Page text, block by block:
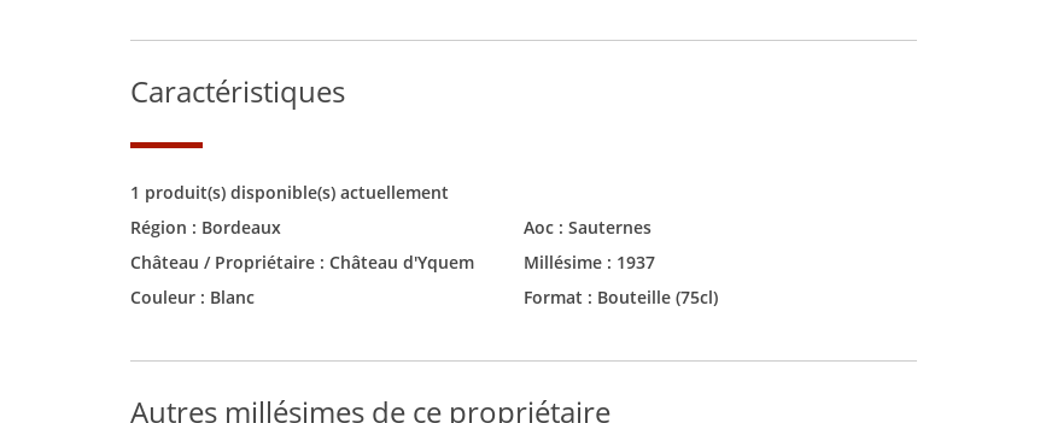
Caractéristiques
1 produit(s) disponible(s) actuellement
Région : Bordeaux Aoc : Sauternes
Château / Propriétaire : Château d'Yquem Millésime : 1937
Couleur : Blanc Format : Bouteille (75cl)
Autres millésimes de ce propriétaire